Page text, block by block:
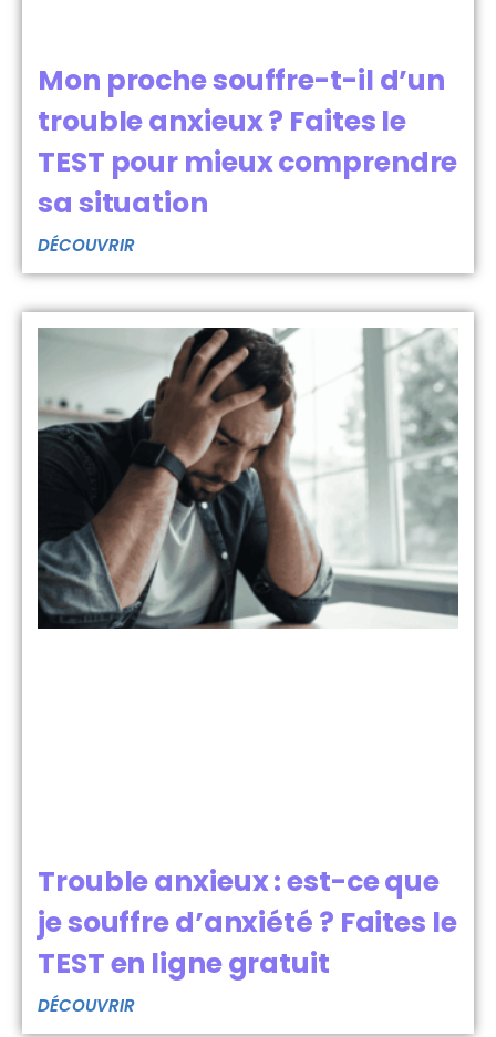
Mon proche souffre-t-il d’un
trouble anxieux ? Faites le
TEST pour mieux comprendre
sa situation
DÉCOUVRIR
Trouble anxieux : est-ce que
je souffre d’anxiété ? Faites le
TEST en ligne gratuit
DÉCOUVRIR